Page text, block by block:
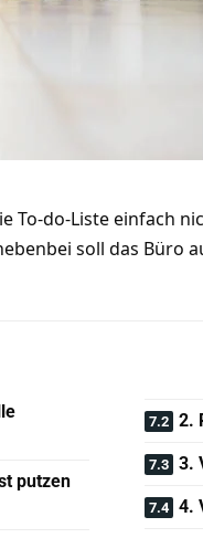
To-do-Liste einfach
soll das Büro
putzen
2.
3.
4.